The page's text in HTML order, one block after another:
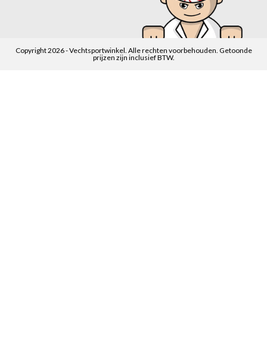
Copyright 2026 - Vechtsportwinkel. Alle rechten voorbehouden. Getoonde
prijzen zijn inclusief BTW.